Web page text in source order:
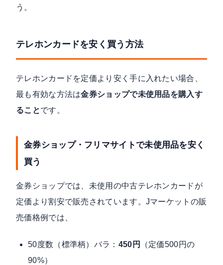
う。
テレホンカードを安く買う方法
テレホンカードを定価より安く手に入れたい場合、
最も有効な方法は金券ショップで未使用品を購入す
ることです。
金券ショップ・フリマサイトで未使用品を安く
買う
金券ショップでは、未使用の中古テレホンカードが
定価より割安で販売されています。Jマーケットの販
売価格例では、
50度数（標準柄）バラ： 450円
（定価500円の
90%）